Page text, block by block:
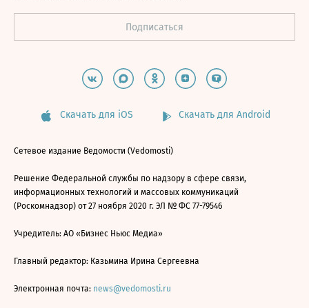
Скачать для iOS Скачать для Android
Сетевое издание Ведомости (Vedomosti)
Решение Федеральной службы по надзору в сфере связи,
информационных технологий и массовых коммуникаций
(Роскомнадзор) от 27 ноября 2020 г. ЭЛ № ФС 77-79546
Учредитель: АО «Бизнес Ньюс Медиа»
Главный редактор: Казьмина Ирина Сергеевна
Электронная почта: news@vedomosti.ru